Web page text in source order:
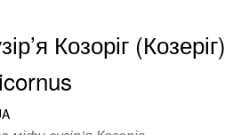
Козоріг (Козеріг)